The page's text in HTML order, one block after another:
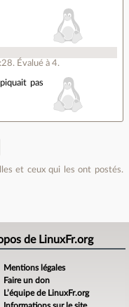
. Évalué à 4.
pas
et ceux qui les ont postés.
de LinuxFr.org
Mentions légales
Faire un don
L’équipe de LinuxFr.org